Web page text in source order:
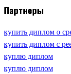
Партнеры
купить диплом о
купить диплом с
куплю диплом
куплю диплом